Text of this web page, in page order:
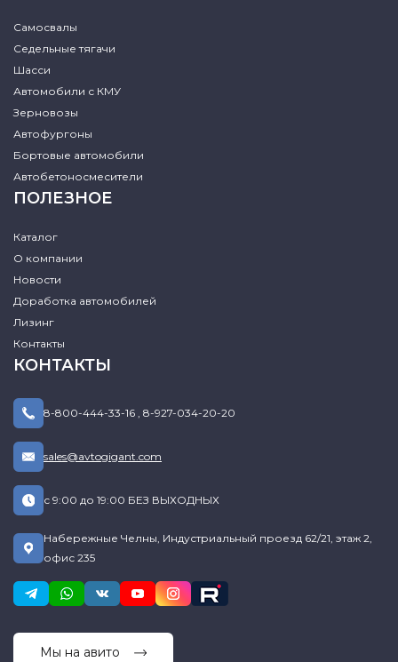
Самосвалы
Седельные тягачи
Шасси
Автомобили с КМУ
Зерновозы
Автофургоны
Бортовые автомобили
Автобетоносмесители
ПОЛЕЗНОЕ
Каталог
О компании
Новости
Доработка автомобилей
Лизинг
Контакты
КОНТАКТЫ
8-800-444-33-16 8-927-034-20-20
sales@avtogigant.com
с 9:00 до 19:00 БЕЗ ВЫХОДНЫХ
Набережные Челны, Индустриальный проезд 62/21, этаж 2,
офис 235
Мы на авито